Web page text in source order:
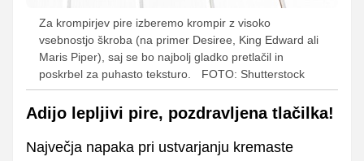
Za krompirjev pire izberemo krompir z visoko
vsebnostjo škroba (na primer Desiree, King Edward ali
Maris Piper), saj se bo najbolj gladko pretlačil in
poskrbel za puhasto teksturo.
FOTO: Shutterstock
Adijo lepljivi pire, pozdravljena tlačilka!
Največja napaka pri ustvarjanju kremaste